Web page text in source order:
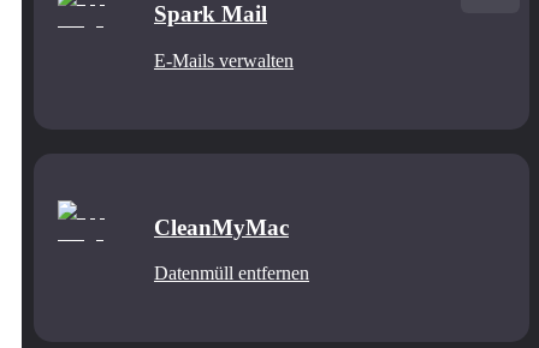
Spark Mail
E-Mails verwalten
CleanMyMac
Datenmüll entfernen